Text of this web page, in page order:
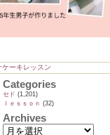
イクアウト Clémentine (produced
ケーキレッスン
Categories
セド (1,201)
ｌｅｓｓｏｎ (32)
Archives